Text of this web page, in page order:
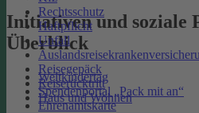
Rechtsschutz
Haftpflicht
Unfall
Reisegepäck
Reiserücktritt
Haus und Wohnen
Initiativen und soziale
Überblick
Weltkindertag
Spendenportal „Pack mit an“
Ehrenamtskarte